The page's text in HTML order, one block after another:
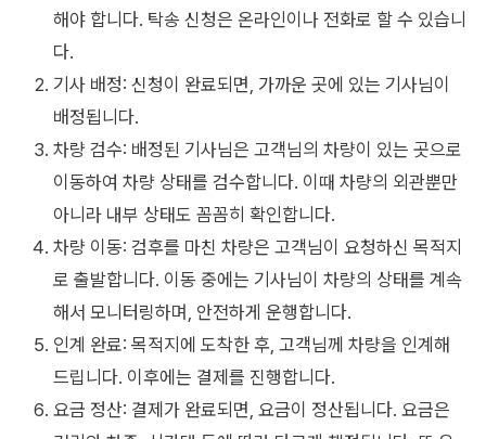
해야 합니다. 탁송 신청은 온라인이나 전화로 할 수 있습니
다.
기사 배정: 신청이 완료되면, 가까운 곳에 있는 기사님이
배정됩니다.
차량 검수: 배정된 기사님은 고객님의 차량이 있는 곳으로
이동하여 차량 상태를 검수합니다. 이때 차량의 외관뿐만
아니라 내부 상태도 꼼꼼히 확인합니다.
차량 이동: 검후를 마친 차량은 고객님이 요청하신 목적지
로 출발합니다. 이동 중에는 기사님이 차량의 상태를 계속
해서 모니터링하며, 안전하게 운행합니다.
인계 완료: 목적지에 도착한 후, 고객님께 차량을 인계해
드립니다. 이후에는 결제를 진행합니다.
요금 정산: 결제가 완료되면, 요금이 정산됩니다. 요금은